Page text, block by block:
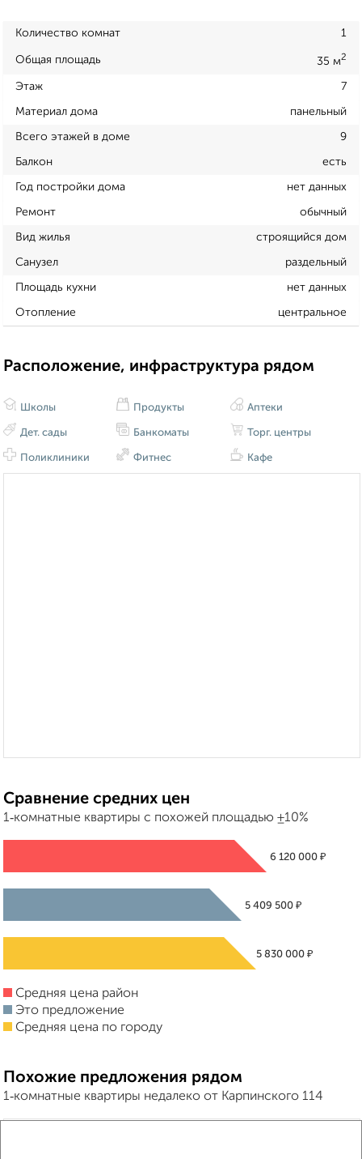
Количество комнат 1
Общая площадь 35 м2
Этаж 7
Материал дома панельный
Всего этажей в доме 9
Балкон есть
Год постройки дома нет данных
Ремонт обычный
Вид жилья строящийся дом
Санузел раздельный
Площадь кухни нет данных
Отопление центральное
Расположение, инфраструктура рядом
Школы
Дет. сады
Поликлиники
Продукты
Банкоматы
Фитнес
Аптеки
Торг. центры
Кафе
Сравнение средних цен
1‑комнатные квартиры с похожей площадью ±10%
6 120 000 ₽
5 409 500₽
5 830 000 ₽
Средняя цена район
Это предложение
Средняя цена по городу
Похожие предложения рядом
1‑комнатные квартиры недалеко от Карпинского 114